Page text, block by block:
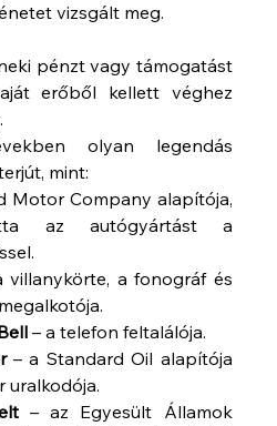
vizsgált meg.
pénzt vagy támogatást
erőből kellett véghez
olyan legendás
mint:
Motor Company alapítója,
az autógyártást a
villanykörte, a fonográf és
– a telefon feltalálója.
– a Standard Oil alapítója
uralkodója.
– az Egyesült Államok